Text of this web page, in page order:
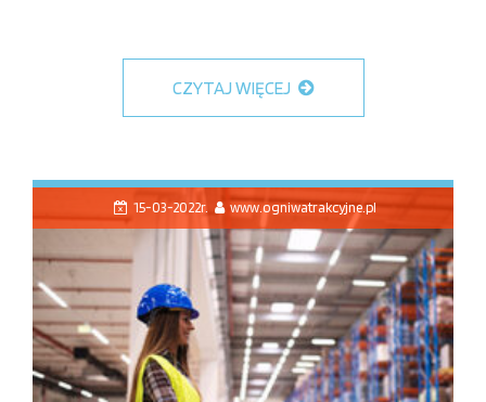
CZYTAJ WIĘCEJ
15-03-2022r. www.ogniwatrakcyjne.pl